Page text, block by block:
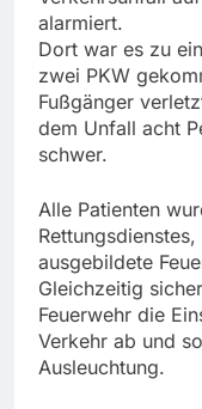
alarmiert.
Dort war es zu
zwei PKW
Fußgänger
dem Unfall acht
schwer.
Alle Patienten
ausgebildete
Gleichzeitig
Feuerwehr die
Verkehr ab und
Ausleuchtung.